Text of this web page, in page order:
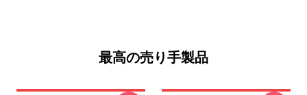
最高の売り手製品